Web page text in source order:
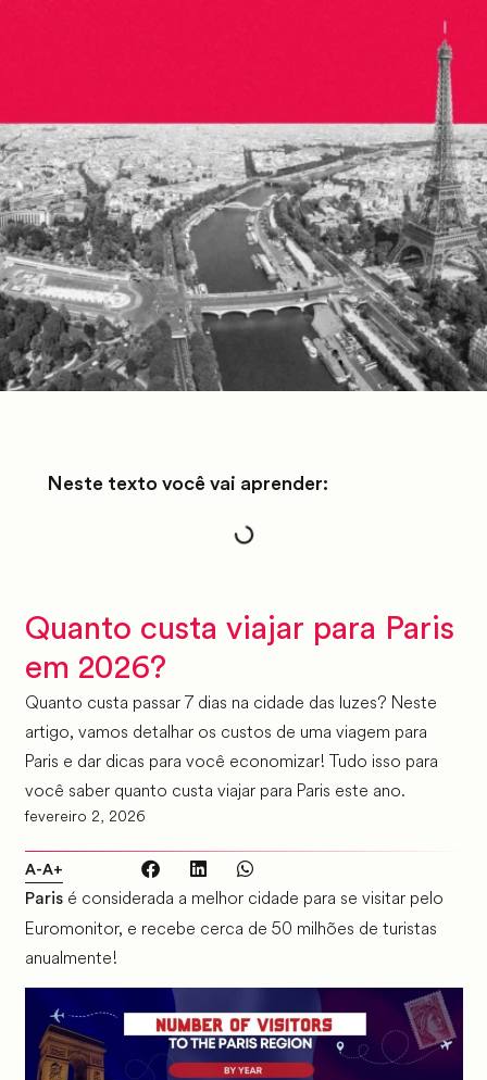
Quanto custa viajar para Paris
em 2026?
Quanto custa passar 7 dias na cidade das luzes? Neste
artigo, vamos detalhar os custos de uma viagem para
Paris e dar dicas para você economizar! Tudo isso para
você saber quanto custa viajar para Paris este ano.
fevereiro 2, 2026
A-A+
Parisé considerada a melhor cidade para se visitar pelo
Euromonitor, e recebe cerca de 50 milhões de turistas
anualmente!
Neste texto você vai aprender: